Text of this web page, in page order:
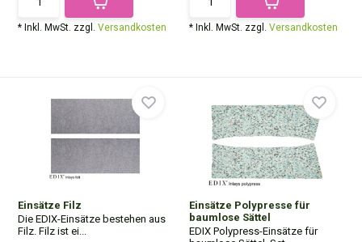
* Inkl. MwSt. zzgl.Versandkosten * Inkl. MwSt. zzgl. Versandkosten
Einsätze Filz
Die EDIX-Einsätze bestehen aus
Filz. Filz ist ei...
Einsätze Polypresse für
baumlose Sättel
EDIX Polypress-Einsätze für